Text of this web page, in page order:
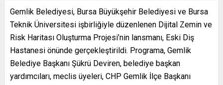
Gemlik Belediyesi, Bursa Büyükşehir Belediyesi ve Bursa
Teknik Üniversitesi işbirliğiyle düzenlenen Dijital Zemin ve
Risk Haritası Oluşturma Projesi’nin lansmanı, Eski Diş
Hastanesi önünde gerçekleştirildi. Programa, Gemlik
Belediye Başkanı Şükrü Deviren, belediye başkan
yardımcıları, meclis üyeleri, CHP Gemlik İlçe Başkanı